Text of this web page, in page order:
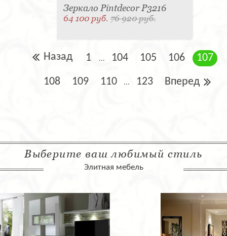
Зеркало Pintdecor P3216
64 100 руб.76 920 руб.
Назад 1 ... 104 105 106 107
108 109 110 ... 123 Вперед
Выберите ваш любимый стиль
Элитная мебель